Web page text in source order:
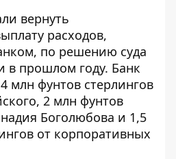
вернуть
расходов,
по решению суда
в прошлом году. Банк
млн фунтов стерлингов
2 млн фунтов
Боголюбова и 1,5
от корпоративных